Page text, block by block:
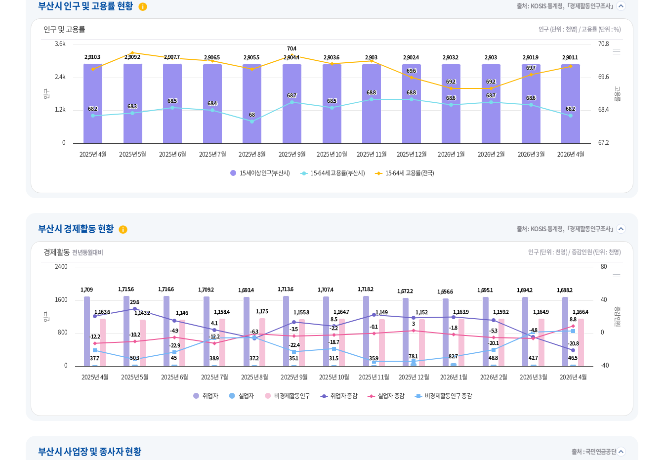
부산시 인구 및 고용률 현황 출처 : KOSIS 통계청,「경제활동인구조사」
인구 및 고용률 인구 (단위 : 천명) / 고용률 (단위 : %)
인구 고용률
2,910.3
2,910.3 2,909.2
2,909.2 2,907.7
2,907.7 2,906.5
2,906.5 2,905.5
2,905.5 2,904.4
2,904.4 2,903.6
2,903.6 2,903
2,903 2,902.4
2,902.4 2,903.2
2,903.2 2,903
2,903 2,901.9
2,901.9 2,901.1
2,901.1
68.2
68.2 68.3
68.3
68.5
68.5 68.4
68.4
68
68
68.7
68.7
68.5
68.5
68.8
68.8 68.8
68.8
68.6
68.6 68.7
68.7 68.6
68.6
68.2
68.2
70.4
70.4
69.6
69.6
69.2
69.2 69.2
69.2
69.7
69.7
15세이상인구(부산시) 15-64세 고용률(부산시) 15-64세 고용률(전국)
2025년 4월 2025년 5월 2025년 6월 2025년 7월 2025년 8월 2025년 9월 2025년 10월 2025년 11월 2025년 12월 2026년 1월 2026년 2월 2026년 3월 2026년 4월
0
1.2k
2.4k
3.6k
67.2
68.4
69.6
70.8
부산시 경제활동 현황 출처 : KOSIS 통계청,「경제활동인구조사」접기/
경제활동 전년동월대비 인구 (단위 : 천명) / 증감인원 (단위 : 천명)
인구 증감인원
1,709
1,709 1,715.6
1,715.6 1,716.6
1,716.6 1,709.2
1,709.2 1,693.4
1,693.4 1,713.6
1,713.6 1,707.4
1,707.4 1,718.2
1,718.2 1,672.2
1,672.2 1,656.6
1,656.6 1,695.1
1,695.1 1,694.2
1,694.2 1,688.2
1,688.2
37.7
37.7 50.3
50.3 45
45 38.9
38.9 37.2
37.2 35.1
35.1 31.5
31.5 35.9
35.9 78.1
78.1 82.7
82.7 48.8
48.8 42.7
42.7 46.5
46.5
1,163.6
1,163.6 1,143.2
1,143.2 1,146
1,146 1,158.4
1,158.4 1,175
1,175 1,155.8
1,155.8 1,164.7
1,164.7 1,149
1,149 1,152
1,152 1,163.9
1,163.9 1,159.2
1,159.2 1,164.9
1,164.9 1,166.4
1,166.4
29.6
29.6
4.1
4.1
-6.3
-6.3
8.5
8.5
-4.8
-4.8
-20.8
-20.8
-12.2
-12.2 -10.2
-10.2
-4.9
-4.9
-12.2
-12.2
-3.5
-3.5 -2.2
-2.2 -0.1
-0.1 3
3
-1.8
-1.8 -5.3
-5.3
8.8
8.8
-22.9
-22.9 -22.4
-22.4 -18.7
-18.7 -20.1
-20.1
취업자 실업자 비경제활동인구 취업자 증감 실업자 증감 비경제활동인구 증감
2025년 4월 2025년 5월 2025년 6월 2025년 7월 2025년 8월 2025년 9월 2025년 10월 2025년 11월 2025년 12월 2026년 1월 2026년 2월 2026년 3월 2026년 4월
0
800
1600
2400
-40
0
40
80
부산시 사업장 및 종사자 현황 출처 : 국민연금공단
접기/